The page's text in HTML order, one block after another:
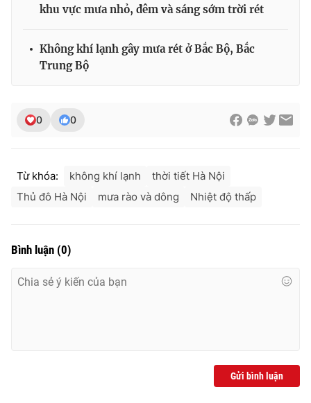
khu vực mưa nhỏ, đêm và sáng sớm trời rét
Không khí lạnh gây mưa rét ở Bắc Bộ, Bắc
Trung Bộ
0 0
Từ khóa: không khí lạnh
thời tiết Hà Nội
Thủ đô Hà Nội
mưa rào và dông Nhiệt độ thấp
Bình luận (0)
Gửi bình luận